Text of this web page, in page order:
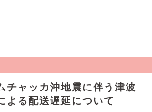
チャッカ沖地震に伴う津波
よる配送遅延について